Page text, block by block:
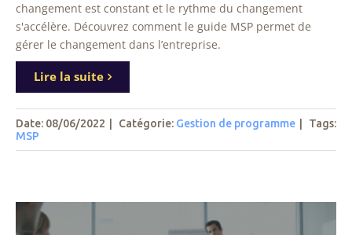
changement est constant et le rythme du changement
s'accélère. Découvrez comment le guide MSP permet de
gérer le changement dans l’entreprise.
Lire la suite
Date: 08/06/2022 Catégorie: Gestion de programme Tags:
MSP